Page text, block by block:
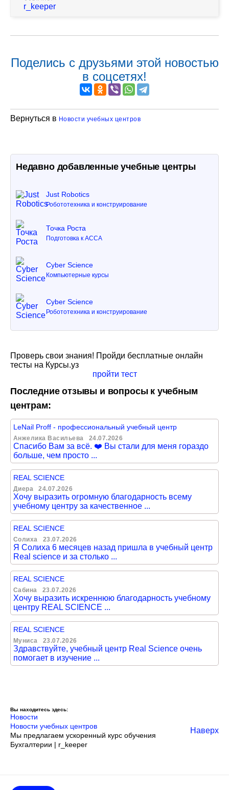
r_keeper
Поделись с друзьями этой новостью
в соцсетях!
Вернуться в Новости учебных центров
Недавно добавленные учебные центры
Just Robotics
Робототехника и конструирование
Точка Роста
Подготовка к ACCA
Cyber Science
Компьютерные курсы
Cyber Science
Робототехника и конструирование
Проверь свои знания! Пройди бесплатные онлайн
тесты на Курсы.уз
пройти тест
Последние отзывы и вопросы к учебным
центрам:
LeNail Proff - профессиональный учебный центр
Анжелика Васильева 24.07.2026
Спасибо Вам за всё. ❤️ Вы стали для меня гораздо
больше, чем просто ...
REAL SCIENCE
Диера 24.07.2026
Хочу выразить огромную благодарность всему
учебному центру за качественное ...
REAL SCIENCE
Солиха 23.07.2026
Я Солиха 6 месяцев назад пришла в учебный центр
Real science и за столько ...
REAL SCIENCE
Сабина 23.07.2026
Хочу выразить искреннюю благодарность учебному
центру REAL SCIENCE ...
REAL SCIENCE
Муниса 23.07.2026
Здравствуйте, учебный центр Real Science очень
помогает в изучение ...
Вы находитесь здесь:
Новости
Новости учебных центров
Мы предлагаем ускоренный курс обучения
Бухгалтерии | r_keeper
Наверх